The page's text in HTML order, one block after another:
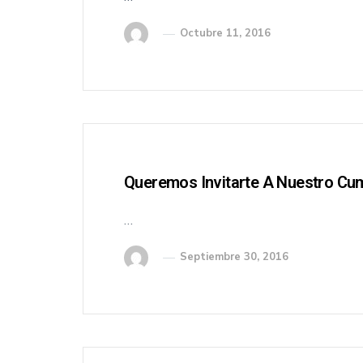
Octubre 11, 2016
Queremos Invitarte A Nuestro
…
Septiembre 30, 2016